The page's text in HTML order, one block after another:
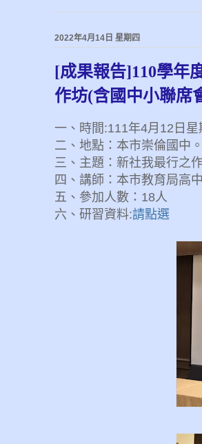
2022年4月14日 星期四
[成果報告]110學年
作坊(含國中小聯席
一、時間:111年4月12日星
二、地點：本市崇倫國中。
三、主題：新社我最行之
四、講師：本市教育局高
五、參加人數：18人
六、研習資料:請點選